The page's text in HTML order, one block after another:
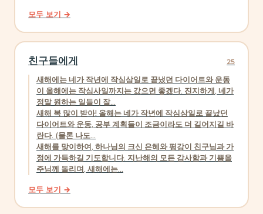
모두 보기 →
친구들에게 25
새해에는 네가 작년에 작심삼일로 끝냈던 다이어트와 운동
이 올해에는 작심사일까지는 갔으면 좋겠다. 진지하게, 네가
정말 원하는 일들이 잘...
새해 복 많이 받아! 올해는 네가 작년에 작심삼일로 끝났던
다이어트와 운동, 공부 계획들이 조금이라도 더 길어지길 바
란다. (물론 나도...
새해를 맞이하여, 하나님의 크신 은혜와 평강이 친구님과 가
정에 가득하길 기도합니다. 지난해의 모든 감사함과 기쁨을
주님께 돌리며, 새해에는...
모두 보기 →